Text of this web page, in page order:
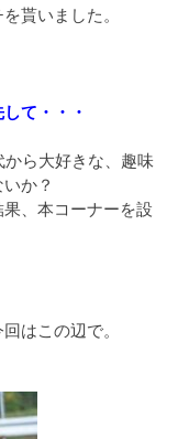
貰いました。
て・・・
ら大好きな、趣味
か？
、本コーナーを設
はこの辺で。